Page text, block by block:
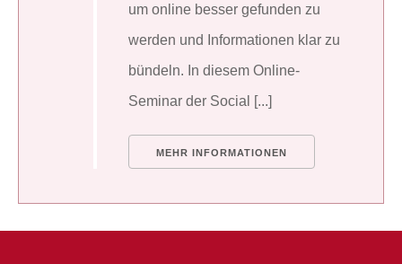
um online besser gefunden zu
werden und Informationen klar zu
bündeln. In diesem Online-
Seminar der Social [...]
MEHR INFORMATIONEN